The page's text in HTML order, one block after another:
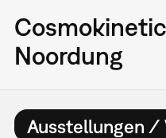
Noordung
Ausstellungen /